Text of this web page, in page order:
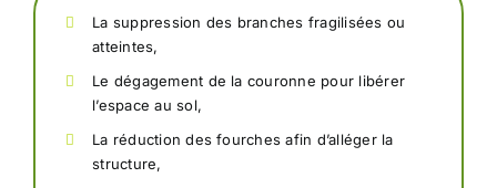
La suppression des branches fragilisées ou
atteintes,
Le dégagement de la couronne pour libérer
l’espace au sol,
La réduction des fourches afin d’alléger la
structure,